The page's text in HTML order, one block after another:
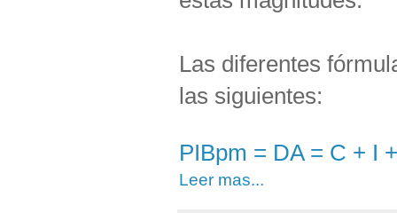
Las diferentes
las siguientes:
PIBpm = DA = C + I
Leer mas...